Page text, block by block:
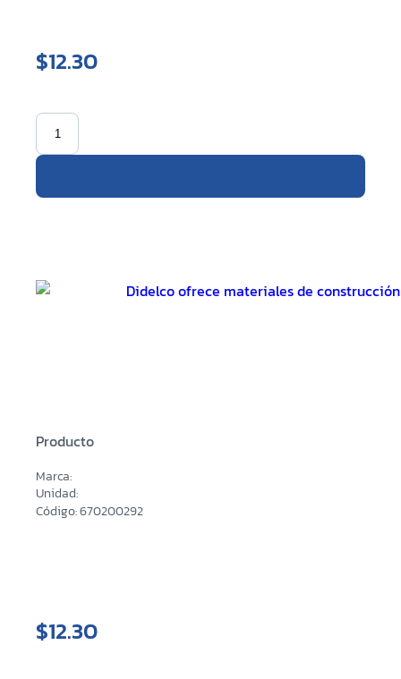
$12.30
Producto
Marca:
Unidad:
Código: 670200292
$12.30